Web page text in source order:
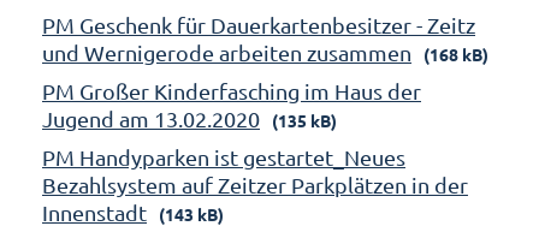
PM Geschenk für Dauerkartenbesitzer - Zeitz
und Wernigerode arbeiten zusammen
(168 kB)
PM Großer Kinderfasching im Haus der
Jugend am 13.02.2020
(135 kB)
PM Handyparken ist gestartet_Neues
Bezahlsystem auf Zeitzer Parkplätzen in der
Innenstadt
(143 kB)